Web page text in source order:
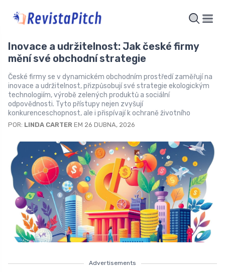
Inovace a udržitelnost: Jak české firmy
mění své obchodní strategie
České firmy se v dynamickém obchodním prostředí zaměřují na
inovace a udržitelnost, přizpůsobují své strategie ekologickým
technologiím, výrobě zelených produktů a sociální
odpovědnosti. Tyto přístupy nejen zvyšují
konkurenceschopnost, ale i přispívají k ochraně životního
POR: LINDA CARTER EM 26 DUBNA, 2026
Advertisements